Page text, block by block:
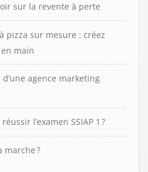
sur la revente à perte
pizza sur mesure : créez
main
agence marketing
l’examen SSIAP 1 ?
marche ?